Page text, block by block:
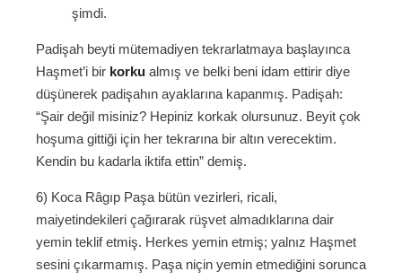
şimdi.
Padişah beyti mütemadiyen tekrarlatmaya başlayınca
Haşmet’i bir korku almış ve belki beni idam ettirir diye
düşünerek padişahın ayaklarına kapanmış. Padişah:
“Şair değil misiniz? Hepiniz korkak olursunuz. Beyit çok
hoşuma gittiği için her tekrarına bir altın verecektim.
Kendin bu kadarla iktifa ettin” demiş.
6) Koca Râgıp Paşa bütün vezirleri, ricali,
maiyetindekileri çağırarak rüşvet almadıklarına dair
yemin teklif etmiş. Herkes yemin etmiş; yalnız Haşmet
sesini çıkarmamış. Paşa niçin yemin etmediğini sorunca